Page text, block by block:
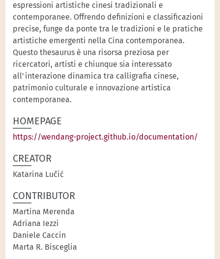
espressioni artistiche cinesi tradizionali e
contemporanee. Offrendo definizioni e classificazioni
precise, funge da ponte tra le tradizioni e le pratiche
artistiche emergenti nella Cina contemporanea.
Questo thesaurus è una risorsa preziosa per
ricercatori, artisti e chiunque sia interessato
all'interazione dinamica tra calligrafia cinese,
patrimonio culturale e innovazione artistica
contemporanea.
HOMEPAGE
https://wendang-project.github.io/documentation/
CREATOR
Katarina Lučić
CONTRIBUTOR
Martina Merenda
Adriana Iezzi
Daniele Caccin
Marta R. Bisceglia